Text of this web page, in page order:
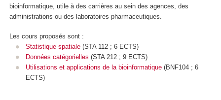
bioinformatique, utile à des carrières au sein des agences, des
administrations ou des laboratoires pharmaceutiques.
Les cours proposés sont :
Statistique spatiale(STA 112 ; 6 ECTS)
Données catégorielles (STA 212 ; 9 ECTS)
Utilisations et applications de la bioinformatique(BNF104 ; 6
ECTS)